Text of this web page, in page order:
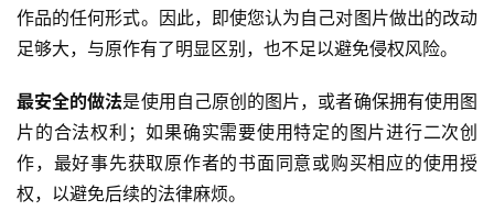
作品的任何形式。因此，即使您认为自己对图片做出的改动
足够大，与原作有了明显区别，也不足以避免侵权风险。
最安全的做法是使用自己原创的图片，或者确保拥有使用图
片的合法权利；如果确实需要使用特定的图片进行二次创
作，最好事先获取原作者的书面同意或购买相应的使用授
权，以避免后续的法律麻烦。